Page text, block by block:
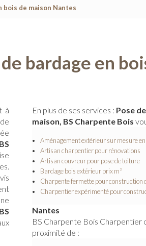
bois de maison Nantes
de bardage en
à
BS
BS
En plus de ses services : Pose
maison, BS Charpente Bois
Aménagement extérieur sur mesure en
Artisan charpentier pour rénovations
Artisan couvreur pour pose de toiture
Bardage bois extérieur prix m²
Charpente fermette pour construction
Charpentier expérimenté pour
Nantes
BS Charpente Bois Charpentier
proximité de :